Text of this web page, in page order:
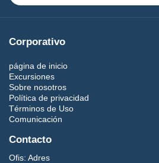
Corporativo
página de inicio
Excursiones
Sobre nosotros
Política de privacidad
Términos de Uso
Comunicación
Contacto
Ofis: Adres